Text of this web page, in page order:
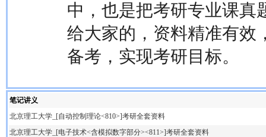
中，也是把考研专业课真
给大家的，资料精准有效
备考，实现考研目标。
笔记讲义
北京理工大学_[自动控制理论<810>]考研全套资料
北京理工大学_[电子技术<含模拟数字部分><811>]考研全套资料